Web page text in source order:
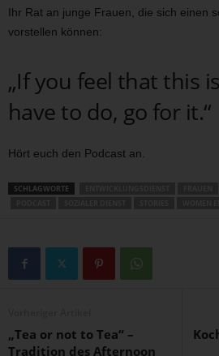
Ihr Rat an junge Frauen, die sich einen
vorstellen können:
„If you feel that this
have to do, go for it.“
Hört euch den Podcast an.
SCHLAGWORTE
„Tea or not to Tea“ –
Tradition des Afternoon